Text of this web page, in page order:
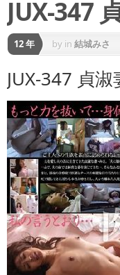
JUX-347
12 年 by in 結城みさ
JUX-347 貞